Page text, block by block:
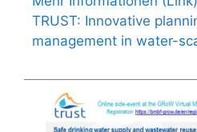
TRUST: Innovative
management in water-